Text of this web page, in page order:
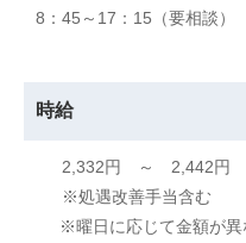
8：45～17：15（要相談）
時給
2,332円 ～ 2,442円
※処遇改善手当含む
※曜日に応じて金額が異